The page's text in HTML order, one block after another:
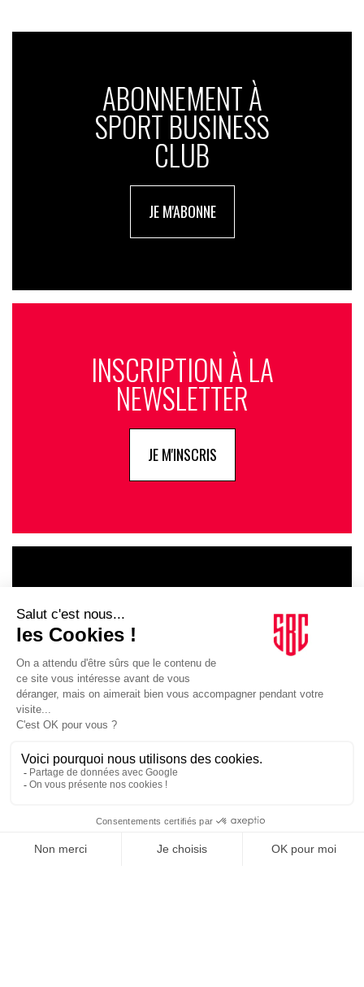
ABONNEMENT À
SPORT BUSINESS
CLUB
JE M'ABONNE
INSCRIPTION À LA
NEWSLETTER
JE M'INSCRIS
INFLUENCIA
JE DÉCOUVRE LE GROUPE
SUIVEZ-NOUS